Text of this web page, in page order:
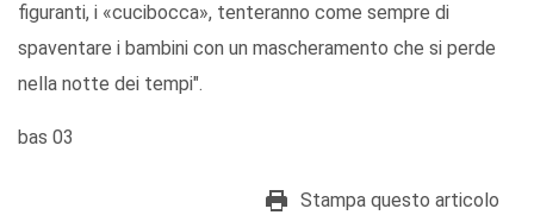
figuranti, i «cucibocca», tenteranno come sempre di
spaventare i bambini con un mascheramento che si perde
nella notte dei tempi".
bas 03
Stampa questo articolo